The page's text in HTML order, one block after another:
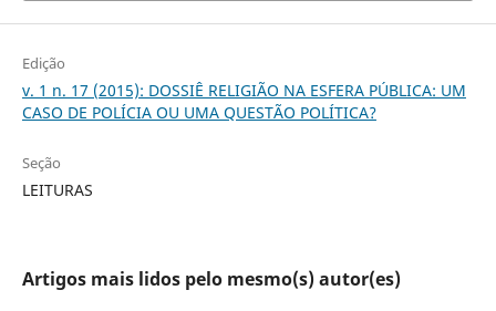
Edição
v. 1 n. 17 (2015): DOSSIÊ RELIGIÃO NA ESFERA PÚBLICA: UM
CASO DE POLÍCIA OU UMA QUESTÃO POLÍTICA?
Seção
LEITURAS
Artigos mais lidos pelo mesmo(s) autor(es)